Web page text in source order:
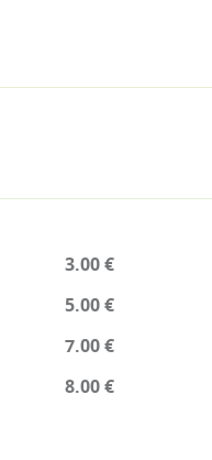
3.00 €
5.00 €
7.00 €
8.00 €